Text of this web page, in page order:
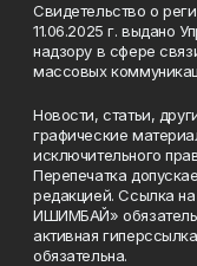
Свидетельство о
11.06.2025 г. выдано
надзору в сфере
массовых
Новости, статьи,
графические
исключительного
Перепечатка
редакцией. Ссылка
ИШИМБАЙ»
активная
обязательна.